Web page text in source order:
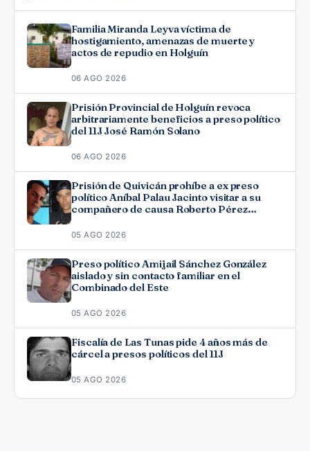
Familia Miranda Leyva víctima de
hostigamiento, amenazas de muerte y
actos de repudio en Holguín
06 AGO 2026
Prisión Provincial de Holguín revoca
arbitrariamente beneficios a preso político
del 11J José Ramón Solano
06 AGO 2026
Prisión de Quivicán prohíbe a ex preso
político Aníbal Palau Jacinto visitar a su
compañero de causa Roberto Pérez
05 AGO 2026
Preso político Amijail Sánchez González
aislado y sin contacto familiar en el
Combinado del Este
05 AGO 2026
Fiscalía de Las Tunas pide 4 años más de
cárcel a presos políticos del 11J
05 AGO 2026